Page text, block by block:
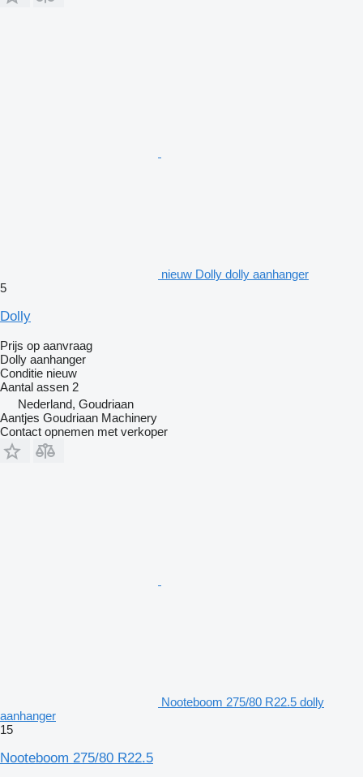
nieuw Dolly dolly aanhanger
5
Dolly
Prijs op aanvraag
Dolly aanhanger
Conditie nieuw
Aantal assen 2
Nederland, Goudriaan
Aantjes Goudriaan Machinery
Contact opnemen met verkoper
Nooteboom 275/80 R22.5 dolly
aanhanger
15
Nooteboom 275/80 R22.5